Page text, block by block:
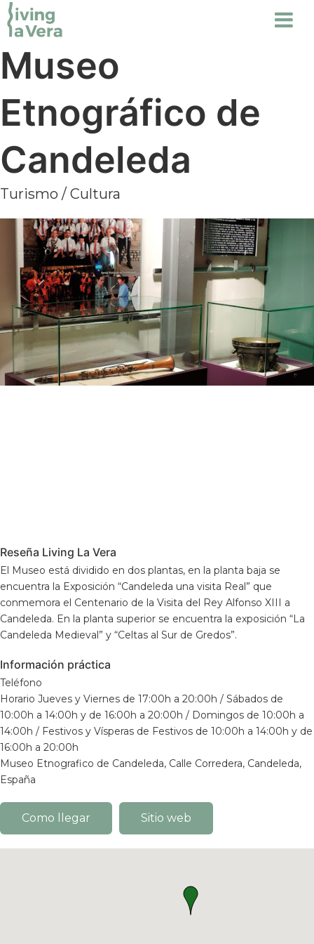
Museo
Etnográfico de
Candeleda
Turismo / Cultura
Reseña Living La Vera
El Museo está dividido en dos plantas, en la planta baja se
encuentra la Exposición “Candeleda una visita Real” que
conmemora el Centenario de la Visita del Rey Alfonso XIII a
Candeleda. En la planta superior se encuentra la exposición “La
Candeleda Medieval” y “Celtas al Sur de Gredos”.
Información práctica
Teléfono
Horario Jueves y Viernes de 17:00h a 20:00h / Sábados de
10:00h a 14:00h y de 16:00h a 20:00h / Domingos de 10:00h a
14:00h / Festivos y Vísperas de Festivos de 10:00h a 14:00h y de
16:00h a 20:00h
Museo Etnografico de Candeleda, Calle Corredera, Candeleda,
España
Como llegar Sitio web